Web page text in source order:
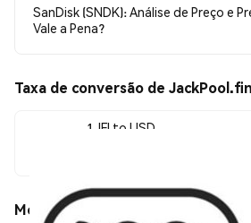
SanDisk (SNDK): Análise de Preço e
Vale a Pena?
Taxa de conversão de
1 JFI to USD
Movimentos de preço de